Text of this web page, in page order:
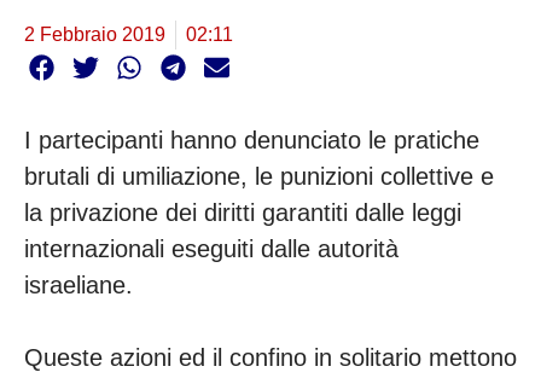
2 Febbraio 2019 02:11
I partecipanti hanno denunciato le pratiche
brutali di umiliazione, le punizioni collettive e
la privazione dei diritti garantiti dalle leggi
internazionali eseguiti dalle autorità
israeliane.
Queste azioni ed il confino in solitario mettono